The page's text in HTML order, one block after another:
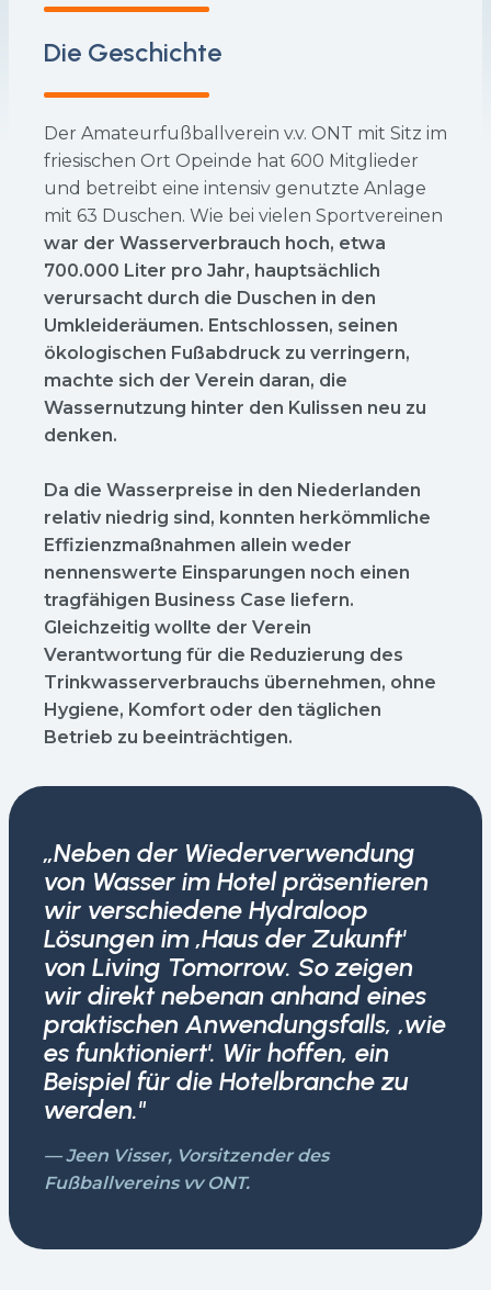
Die Geschichte
Der Amateurfußballverein v.v. ONT mit Sitz im
friesischen Ort Opeinde hat 600 Mitglieder
und betreibt eine intensiv genutzte Anlage
mit 63 Duschen. Wie bei vielen Sportvereinen
war der Wasserverbrauch hoch, etwa
700.000 Liter pro Jahr, hauptsächlich
verursacht durch die Duschen in den
Umkleideräumen. Entschlossen, seinen
ökologischen Fußabdruck zu verringern,
machte sich der Verein daran, die
Wassernutzung hinter den Kulissen neu zu
denken.
Da die Wasserpreise in den Niederlanden
relativ niedrig sind, konnten herkömmliche
Effizienzmaßnahmen allein weder
nennenswerte Einsparungen noch einen
tragfähigen Business Case liefern.
Gleichzeitig wollte der Verein
Verantwortung für die Reduzierung des
Trinkwasserverbrauchs übernehmen, ohne
Hygiene, Komfort oder den täglichen
Betrieb zu beeinträchtigen.
„Neben der Wiederverwendung
von Wasser im Hotel präsentieren
wir verschiedene Hydraloop
Lösungen im ‚Haus der Zukunft'
von Living Tomorrow. So zeigen
wir direkt nebenan anhand eines
praktischen Anwendungsfalls, ‚wie
es funktioniert'. Wir hoffen, ein
Beispiel für die Hotelbranche zu
werden."
— Jeen Visser, Vorsitzender des
Fußballvereins vv ONT.